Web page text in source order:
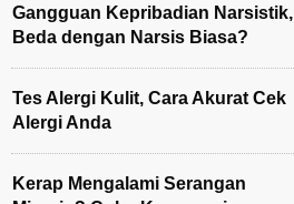
Gangguan Kepribadian Narsistik,
Beda dengan Narsis Biasa?
Tes Alergi Kulit, Cara Akurat Cek
Alergi Anda
Kerap Mengalami Serangan